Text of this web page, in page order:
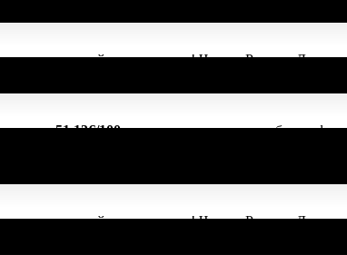
, по случай своя празник! Честит Рожден Ден от
над 51.13€/100лв, защото докато си грабеше
, по случай своя празник! Честит Рожден Ден от